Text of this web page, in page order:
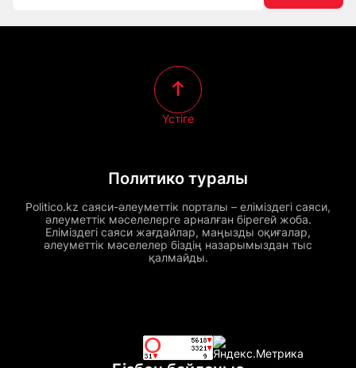
Политико туралы
Politico.kz саяси-әлеуметтік порталы – еліміздегі саяси,
әлеуметтік мәселелерге арналған бірегей жоба.
Еліміздегі саяси жағдайлар, маңызды оқиғалар,
әлеуметтік мәселелер біздің назарымыздан тыс
қалмайды.
Үстіге